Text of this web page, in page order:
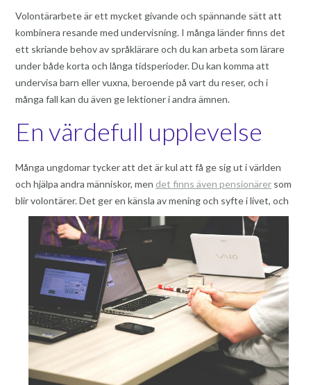
Volontärarbete är ett mycket givande och spännande sätt att
kombinera resande med undervisning. I många länder finns det
ett skriande behov av språklärare och du kan arbeta som lärare
under både korta och långa tidsperioder. Du kan komma att
undervisa barn eller vuxna, beroende på vart du reser, och i
många fall kan du även ge lektioner i andra ämnen.
En värdefull upplevelse
Många ungdomar tycker att det är kul att få ge sig ut i världen
och hjälpa andra människor, men det finns även pensionärer som
blir volontärer. Det ger en känsla av mening och syfte i livet, och